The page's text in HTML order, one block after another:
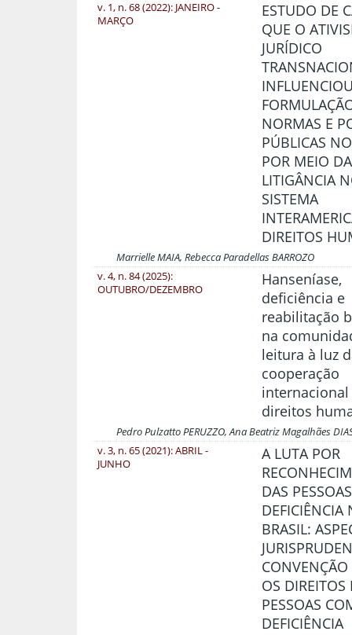
v. 1, n. 68 (2022): JANEIRO -
MARÇO
ESTUDO DE
QUE O
JURÍDICO
NORMAS E
PÚBLICAS
POR MEIO DA
LITIGÂNCIA
SISTEMA
DIREITOS
Marrielle MAIA, Rebecca Paradellas BARROZO
v. 4, n. 84 (2025):
OUTUBRO/DEZEMBRO
Hanseníase,
deficiência e
reabilitação
na
leitura à luz
cooperação
direitos
Pedro Pulzatto PERUZZO, Ana Beatriz Magalhães
v. 3, n. 65 (2021): ABRIL -
JUNHO
A LUTA POR
DAS
DEFICIÊNCIA
BRASIL:
CONVENÇÃO
OS DIREITOS
PESSOAS
DEFICIÊNCIA